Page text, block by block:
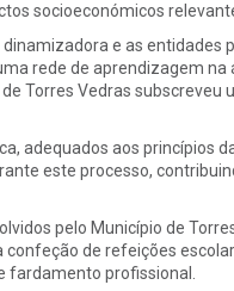
socioeconómicos
e as entidades
rede de aprendizagem na
Torres Vedras subscreveu
adequados aos princípios
este processo,
pelo Município de
de refeições
fardamento profissional.